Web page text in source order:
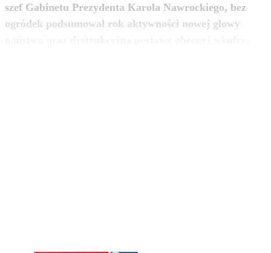
szef Gabinetu Prezydenta Karola Nawrockiego, bez
ogródek podsumował rok aktywności nowej głowy
zobacz więcej